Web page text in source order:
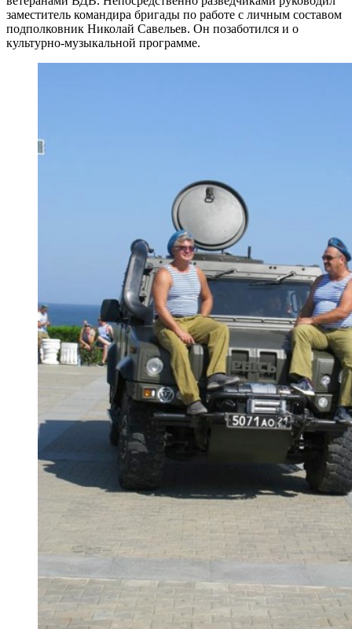
заместитель командира бригады по работе с личным составом
подполковник Николай Савельев. Он позаботился и о
культурно-музыкальной программе.